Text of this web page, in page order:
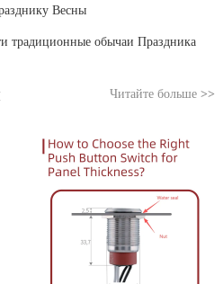
Весны
традиционные обычаи Праздника
Читайте больше>>